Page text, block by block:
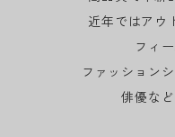
近年ではアウ
フィ
ファッション
俳優な